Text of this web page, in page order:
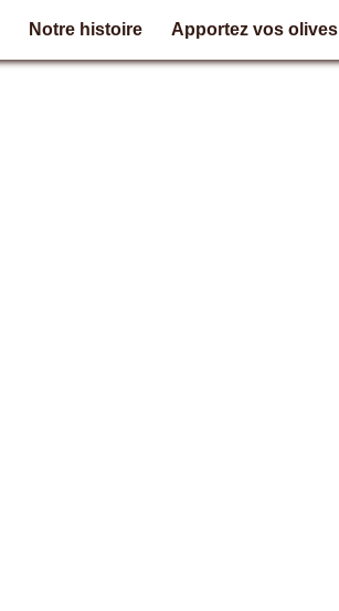
Notre histoire Apportez vos olives